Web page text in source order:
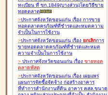
ทะเบียน ที่ ขก.1849(บางส่วน)โดยวิธีขาย
ทอดตลาด
>ประกาศจังหวัดขอนแก่น เรื่อง การขาย
ทอดตลาดครุภัณฑ์ที่ชำรุดและหมดความ
จำเป็นในการใช้งาน
>ประกาศจังหวัดขอนแก่น เรื่อง ยกเลิกการ
ขายทอดตลาดครุภัณฑ์ที่ชำรุดและหมด
ความจำเป็นในการใช้งาน
> ประกาศจังหวัดขอนแก่น เรื่อง ขายทอด
ตลาดพัสดุ
>ประกาศจังหวัดขอนแก่น เรื่อง เผยแพร่
แผนการจัดซื้อจัดจ้าง ก่อสร้างอาคาร
ที่ทำการสำนักงานที่ดิน อาคาร คสล.ขนาด